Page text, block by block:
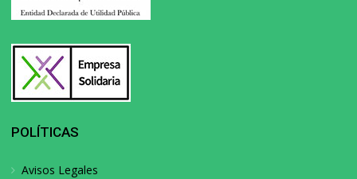
POLÍTICAS
Avisos Legales